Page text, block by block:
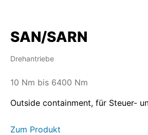
SAN/SARN
Drehantriebe
10 Nm bis 6400 Nm
Outside containment, für Steuer-
Zum Produkt